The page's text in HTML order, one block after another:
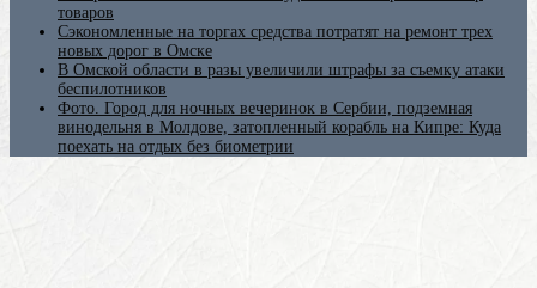
товаров
Сэкономленные на торгах средства потратят на ремонт трех
новых дорог в Омске
В Омской области в разы увеличили штрафы за съемку атаки
беспилотников
Фото. Город для ночных вечеринок в Сербии, подземная
винодельня в Молдове, затопленный корабль на Кипре: Куда
поехать на отдых без биометрии